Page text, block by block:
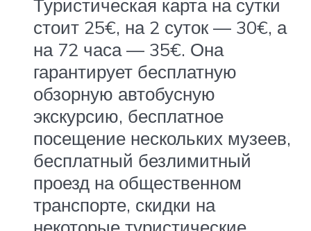
Туристическая карта на сутки
стоит 25€, на 2 суток — 30€, а
на 72 часа — 35€. Она
гарантирует бесплатную
обзорную автобусную
экскурсию, бесплатное
посещение нескольких музеев,
бесплатный безлимитный
проезд на общественном
транспорте, скидки на